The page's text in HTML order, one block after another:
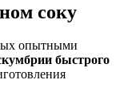
соку
опытными
быстрого